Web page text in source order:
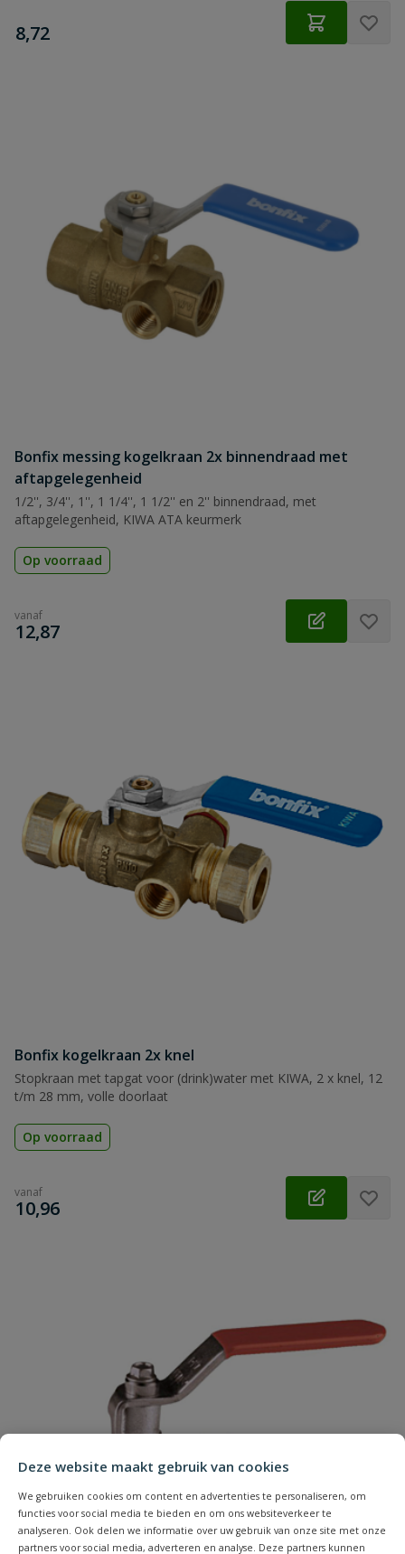
Deze website maakt gebruik van cookies
We gebruiken cookies om content en advertenties te personaliseren, om
functies voor social media te bieden en om ons websiteverkeer te
analyseren. Ook delen we informatie over uw gebruik van onze site met onze
partners voor social media, adverteren en analyse. Deze partners kunnen
€
8,72
Bonfix messing kogelkraan 2x binnendraad met
aftapgelegenheid
1/2'', 3/4'', 1'', 1 1/4'', 1 1/2'' en 2'' binnendraad, met
aftapgelegenheid, KIWA ATA keurmerk
Op voorraad
vanaf
€
12,87
Bonfix kogelkraan 2x knel
Stopkraan met tapgat voor (drink)water met KIWA, 2 x knel, 12
t/m 28 mm, volle doorlaat
Op voorraad
vanaf
€
10,96